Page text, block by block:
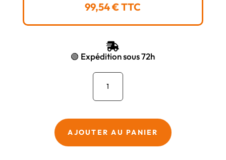
99,54€TTC

🟢 Expédition sous 72h
quantité
Trousse
clés
AJOUTER AU PANIER